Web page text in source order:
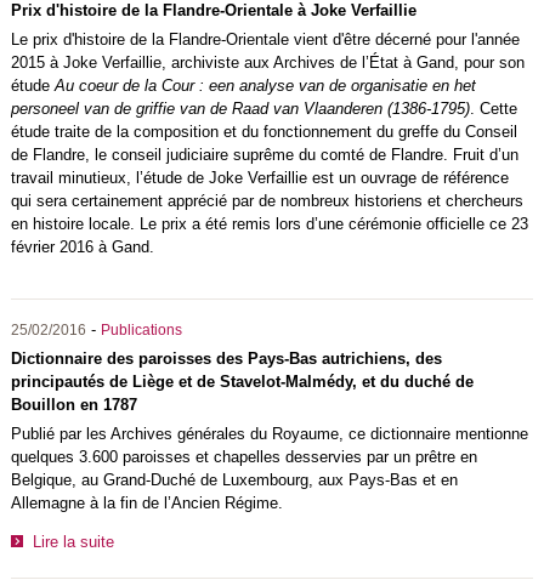
Prix d'histoire de la Flandre-Orientale à Joke Verfaillie
Le prix d'histoire de la Flandre-Orientale vient d'être décerné pour l'année
2015 à Joke Verfaillie, archiviste aux Archives de l’État à Gand, pour son
étudeAu coeur de la Cour : een analyse van de organisatie en het
personeel van de griffie van de Raad van Vlaanderen (1386-1795). Cette
étude traite de la composition et du fonctionnement du greffe du Conseil
de Flandre, le conseil judiciaire suprême du comté de Flandre. Fruit d’un
travail minutieux, l’étude de Joke Verfaillie est un ouvrage de référence
qui sera certainement apprécié par de nombreux historiens et chercheurs
en histoire locale. Le prix a été remis lors d’une cérémonie officielle ce 23
février 2016 à Gand.
25/02/2016 - Publications
Dictionnaire des paroisses des Pays-Bas autrichiens, des
principautés de Liège et de Stavelot-Malmédy, et du duché de
Bouillon en 1787
Publié par les Archives générales du Royaume, ce dictionnaire mentionne
quelques 3.600 paroisses et chapelles desservies par un prêtre en
Belgique, au Grand-Duché de Luxembourg, aux Pays-Bas et en
Allemagne à la fin de l’Ancien Régime.
Lire la suite